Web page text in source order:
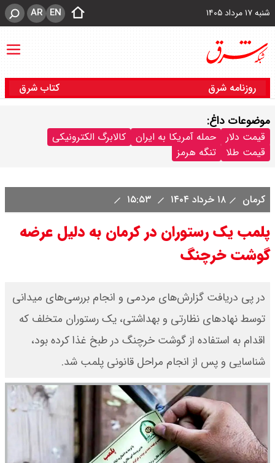
شنبه ۱۷ مرداد ۱۴۰۵ EN
AR
روزنامه شرق کتاب شرق
موضوعات داغ:
قیمت دلار حمله آمریکا به ایران
کالابرگ الکترونیکی
قیمت طلا
تنگه هرمز
کرمان ۱۸ خرداد ۱۴۰۴
پلمب یک رستوران در کرمان به دلیل عرضه
گوشت خرچنگ
در پی دریافت گزارش‌های مردمی و انجام بررسی‌های میدانی
توسط نهادهای نظارتی و بهداشتی، یک رستوران متخلف که
اقدام به استفاده از گوشت خرچنگ در طبخ غذا کرده بود،
شناسایی و پس از انجام مراحل قانونی پلمب شد.